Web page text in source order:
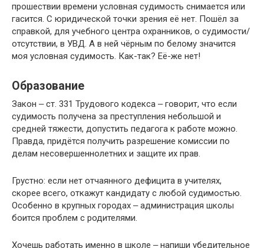
прошествии времени условная судимость снимается или
гасится. С юридической точки зрения её нет. Пошёл за
справкой, для учебного центра охранников, о судимости/
отсутствии, в УВД. А в ней чёрным по белому значится
моя условная судимость. Как-так? Её-же нет!
Образование
Закон ‒ ст. 331 Трудового кодекса ‒ говорит, что если
судимость получена за преступления небольшой и
средней тяжести, допустить педагога к работе можно.
Правда, придётся получить разрешение комиссии по
делам несовершеннолетних и защите их прав.
Грустно: если нет отчаянного дефицита в учителях,
скорее всего, откажут кандидату с любой судимостью.
Особенно в крупных городах ‒ администрация школы
боится проблем с родителями.
Хочешь работать именно в школе ‒ напиши убедительное